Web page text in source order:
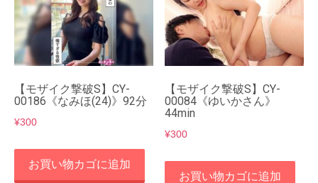
【モザイク撃破S】CY-
00186《なみほ(24)》92分
¥300
お買い物カゴに追加
【モザイク撃破S】CY-
00084《ゆいかさん》
44min
¥300
お買い物カゴに追加